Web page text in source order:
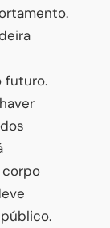
futuro.